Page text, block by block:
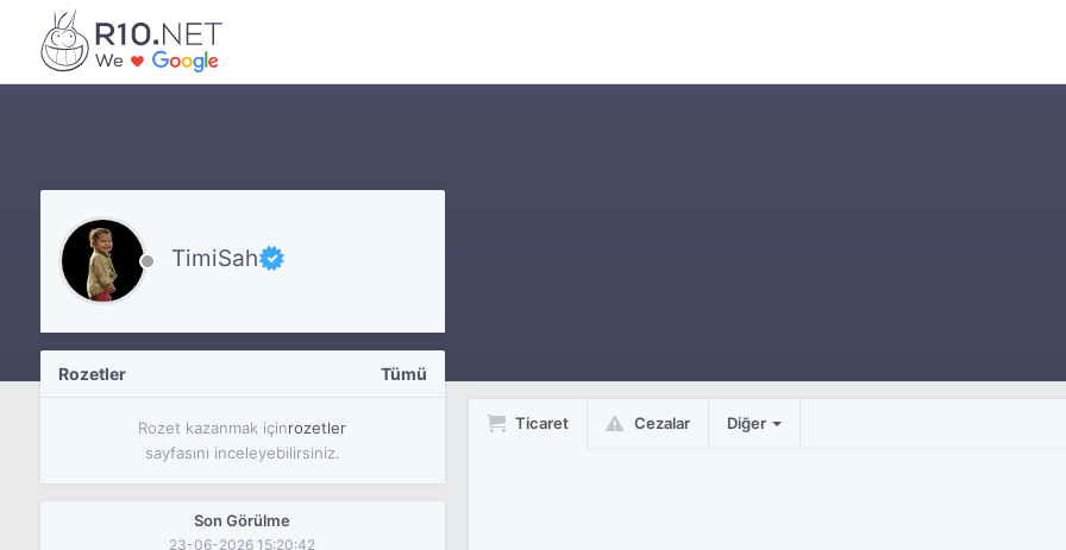
TimiSah
Rozetler Tümü
Rozet kazanmak içinrozetler
sayfasını inceleyebilirsiniz.
Son Görülme
23-06-2026 15:20:42
Ticaret Cezalar Diğer